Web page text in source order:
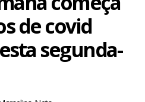
de covid
segunda-